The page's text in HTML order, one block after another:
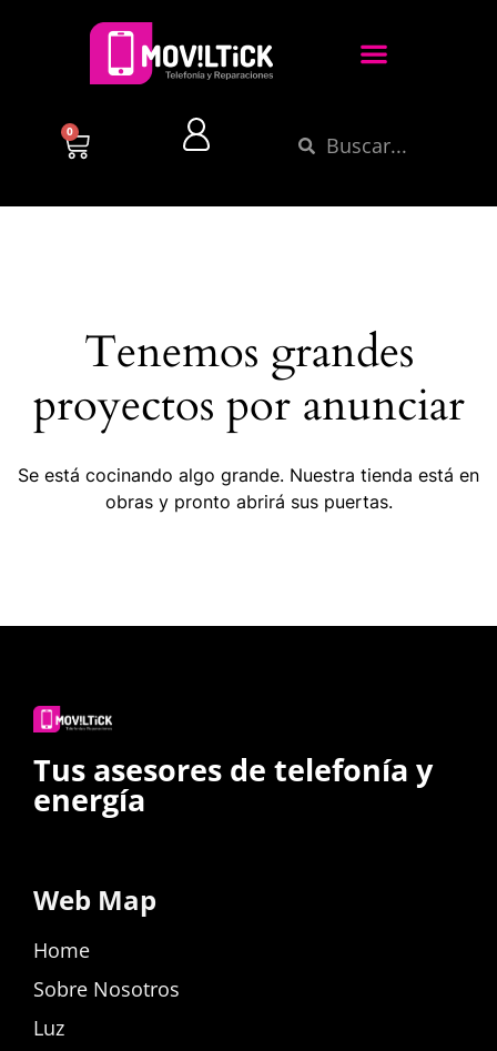
0
Tenemos grandes
proyectos por anunciar
Se está cocinando algo grande. Nuestra tienda está en
obras y pronto abrirá sus puertas.
Tus asesores de telefonía y
energía
Web Map
Home
Sobre Nosotros
Luz